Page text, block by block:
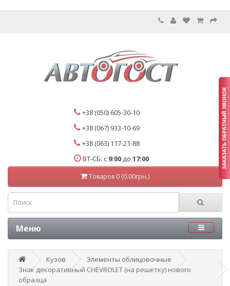
+38 (050) 605-30-10
+38 (067) 933-10-69
+38 (063) 117-21-88
ВТ-СБ: с 9:00 до 17:00
Товаров 0 (0.00грн.)
Меню
Кузов
Элементы облицовочные
Знак декоративный CHEVROLET (на решетку) нового
образца